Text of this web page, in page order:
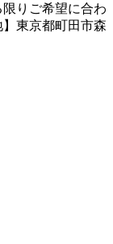
りご希望に合わ
東京都町田市森